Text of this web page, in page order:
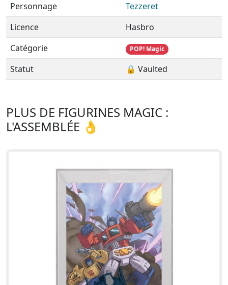
Personnage
Tezzeret
Licence
Hasbro
Catégorie
POP! Magic
Statut 🔒 Vaulted
PLUS DE FIGURINES MAGIC :
L'ASSEMBLÉE 👌